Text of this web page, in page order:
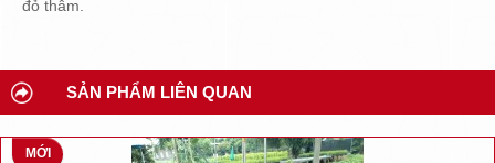
đỏ thẫm.
SẢN PHẨM LIÊN QUAN
MỚI